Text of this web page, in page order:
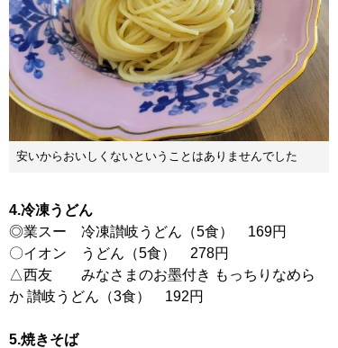
安いからおいしくないということはありませんでした
4.冷凍うどん
◎業スー 冷凍讃岐うどん（5食） 169円
〇イオン うどん（5食） 278円
△西友 みなさまのお墨付き もっちりなめら
か 讃岐うどん（3食） 192円
5.焼きそば